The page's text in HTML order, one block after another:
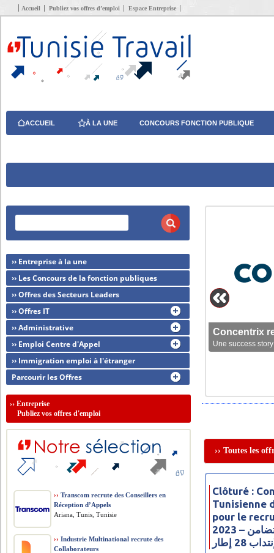
Accueil Publiez vos offres d’emploi Espace Entreprise
ACCUEIL À LA UNE CONCOURS FONCTION PUBLIQUE
Concentrix
Une success
›› Toutes les
Clôturé :
Tunisienne
pour le
2023 – مناظرة البنك التونسي للتضامن
28 إطار
›› Entreprise à la une
›› Les Concours de la fonction publiques
›› Offres des Secteurs Leaders
›› Offres IT
›› Administrative
›› Emploi Centre d'Appel
›› Immigration emploi à l'étranger
Parcourir les Offres
››Entreprise
Publiez vos offres d'emploi
›› Transcom recrute des Conseillers en
Réception d’Appels
Ariana, Tunis, Tunisie
›› Industrie Multinational recrute des
Collaborateurs